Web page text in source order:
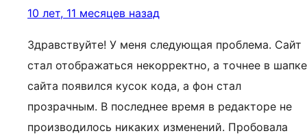
10 лет, 11 месяцев назад
Здравствуйте! У меня следующая проблема. Сайт
стал отображаться некорректно, а точнее в шапке
сайта появился кусок кода, а фон стал
прозрачным. В последнее время в редакторе не
производилось никаких изменений. Пробовала